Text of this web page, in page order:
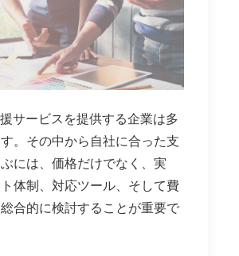
サービスを提供する企業は多
。その中から自社に合った支
には、価格だけでなく、実
体制、対応ツール、そして費
合的に検討することが重要で